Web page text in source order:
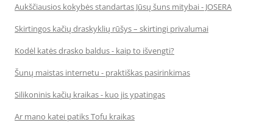
Aukščiausios kokybės standartas Jūsų šuns mitybai - JOSERA
Skirtingos kačių draskyklių rūšys – skirtingi privalumai
Kodėl katės drasko baldus - kaip to išvengti?
Šunų maistas internetu - praktiškas pasirinkimas
Silikoninis kačių kraikas - kuo jis ypatingas
Ar mano katei patiks Tofu kraikas